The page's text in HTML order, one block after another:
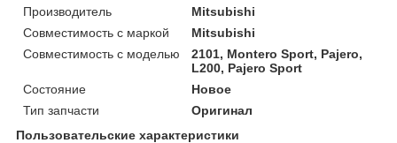
Производитель
Mitsubishi
Совместимость с маркой
Mitsubishi
Совместимость с моделью
2101, Montero Sport, Pajero,
L200, Pajero Sport
Состояние
Новое
Тип запчасти
Оригинал
Пользовательские характеристики